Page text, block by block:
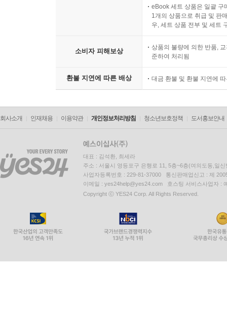
eBook 세트 상품은 일괄 구
1개의 상품으로 취급 및 판
우, 세트 상품 전부 및 세트
소비자 피해보상
상품의 불량에 의한 반품,
준하여 처리됨
환불 지연에 따른 배상 대금 환불 및 환불 지연에
회사소개 인재채용 이용약관 개인정보처리방침 청소년보호정책 도서홍보안내
대표 : 김석환, 최세라
주소 : 서울시 영등포구 은행로 11, 5층~6층(여의도동,일신
사업자등록번호 : 229-81-37000 통신판매업신고 : 제
이메일 : yes24help@yes24.com 호스팅 서비스사업자 :
Copyright ⓒ YES24 Corp. All Rights Reserved.